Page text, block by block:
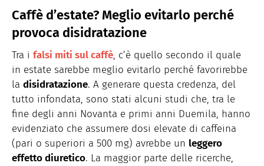
Caffè d’estate? Meglio evitarlo perché
provoca disidratazione
Tra i falsi miti sul caffè, c’è quello secondo il quale
in estate sarebbe meglio evitarlo perché favorirebbe
la disidratazione. A generare questa credenza, del
tutto infondata, sono stati alcuni studi che, tra le
fine degli anni Novanta e primi anni Duemila, hanno
evidenziato che assumere dosi elevate di caffeina
(pari o superiori a 500 mg) avrebbe un leggero
effetto diuretico. La maggior parte delle ricerche,